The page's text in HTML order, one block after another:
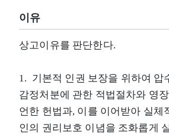
이유
상고이유를 판단한다.
1. 기본적 인권 보장을 위하여 압
감정처분에 관한 적법절차와 영
언한 헌법과, 이를 이어받아 실체
인의 권리보호 이념을 조화롭게